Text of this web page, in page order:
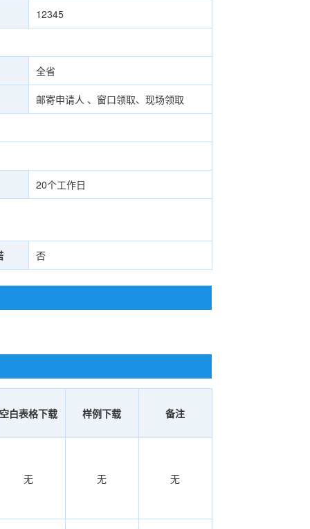
12345
全省
邮寄申请人 、窗口领取、现场领取
20个工作日
否
空白表格下载 样例下载 备注
无 无 无